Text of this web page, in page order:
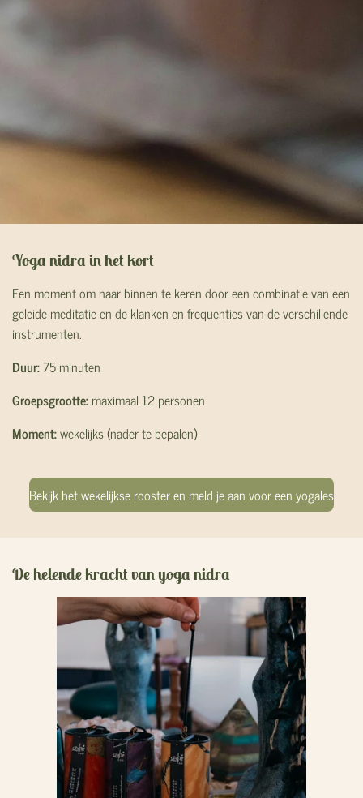
Yoga nidra in het kort
Een moment om naar binnen te keren door een combinatie van een
geleide meditatie en de klanken en frequenties van de verschillende
instrumenten.
Duur:75 minuten
Groepsgrootte:maximaal 12 personen
Moment:wekelijks (nader te bepalen)
Bekijk het wekelijkse rooster en meld je aan voor een yogales
De helende kracht van yoga nidra